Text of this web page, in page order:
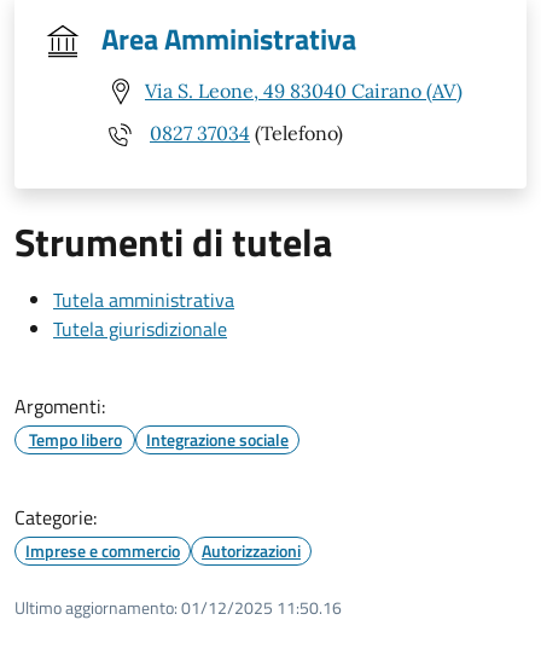
Area Amministrativa
Via S. Leone, 49 83040 Cairano (AV)
0827 37034 (Telefono)
Strumenti di tutela
Tutela amministrativa
Tutela giurisdizionale
Argomenti:
Tempo libero Integrazione sociale
Categorie:
Imprese e commercio Autorizzazioni
Ultimo aggiornamento:01/12/2025 11:50.16